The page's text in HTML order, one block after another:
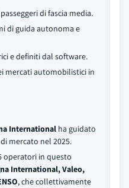
di fascia media.
di guida autonoma e
e definiti dal software.
mercati automobilistici in
International ha guidato
mercato nel 2025.
operatori in questo
International, Valeo,
, che collettivamente